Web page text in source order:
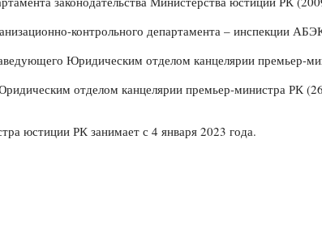
контрольного департамента – инспекции
Юридическим отделом канцелярии премьер-
отделом канцелярии премьер-министра РК
юстиции РК занимает с 4 января 2023 года.